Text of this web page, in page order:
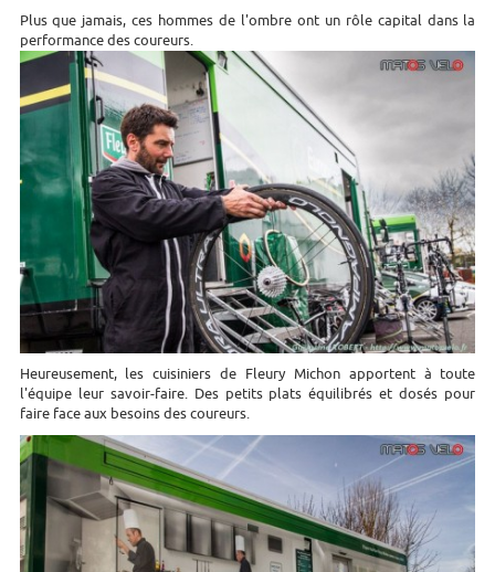
Plus que jamais, ces hommes de l'ombre ont un rôle capital dans la
performance des coureurs.
Heureusement, les cuisiniers de Fleury Michon apportent à toute
l'équipe leur savoir-faire. Des petits plats équilibrés et dosés pour
faire face aux besoins des coureurs.